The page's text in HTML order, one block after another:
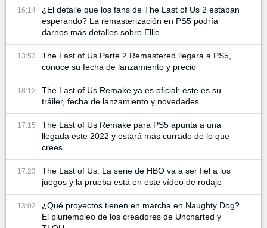
16:14
¿El detalle que los fans de The Last of Us 2 estaban
esperando? La remasterización en PS5 podría
darnos más detalles sobre Ellie
13:53
The Last of Us Parte 2 Remastered llegará a PS5,
conoce su fecha de lanzamiento y precio
18:13
The Last of Us Remake ya es oficial: este es su
tráiler, fecha de lanzamiento y novedades
17:15
The Last of Us Remake para PS5 apunta a una
llegada este 2022 y estará más currado de lo que
crees
17:23
The Last of Us: La serie de HBO va a ser fiel a los
juegos y la prueba está en este vídeo de rodaje
13:02
¿Qué proyectos tienen en marcha en Naughty Dog?
El pluriempleo de los creadores de Uncharted y